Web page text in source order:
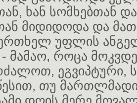
ხან სომხებთან და
მიდიდოდა და
უფლის
- მამაო, როცა
ეგვიპტური,
თუ